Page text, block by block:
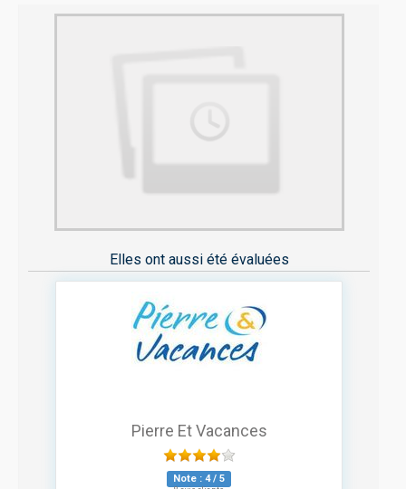
Elles ont aussi été évaluées
Pierre Et Vacances
Note : 4/ 5